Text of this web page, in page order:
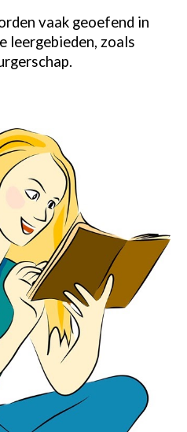
vaak geoefend in
leergebieden, zoals